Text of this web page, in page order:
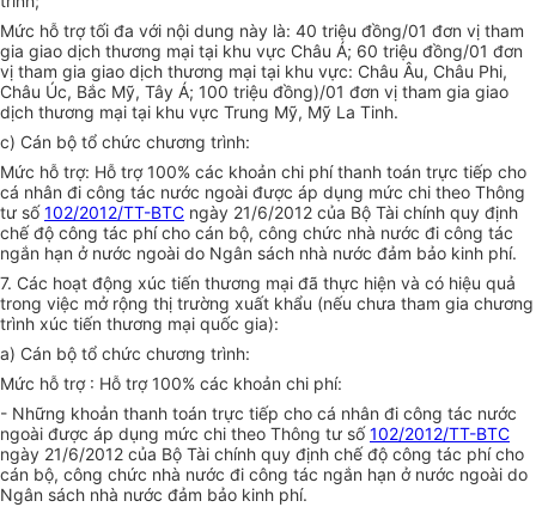
Mức hỗ trợ tối đa với nội dung này là: 40 triệu đồng/01 đơn vị tham
gia giao dịch thương mại tại khu vực Châu Á; 60 triệu đồng/01 đơn
vị tham gia giao dịch thương mại tại khu vực: Châu Âu, Châu Phi,
Châu Úc, Bắc Mỹ, Tây Á; 100 triệu đồng)/01 đơn vị tham gia giao
dịch thương mại tại khu vực Trung Mỹ, Mỹ La Tinh.
c) Cán bộ tổ chức chương trình:
Mức hỗ trợ: Hỗ trợ 100% các khoản chi phí thanh toán trực tiếp cho
cá nhân đi công tác nước ngoài được áp dụng mức chi theo Thông
tư số102/2012/TT-BTC ngày 21/6/2012 của Bộ Tài chính quy định
chế độ công tác phí cho cán bộ, công chức nhà nước đi công tác
ngắn hạn ở nước ngoài do Ngân sách nhà nước đảm bảo kinh phí.
7. Các hoạt động xúc tiến thương mại đã thực hiện và có hiệu quả
trong việc mở rộng thị trường xuất khẩu (nếu chưa tham gia chương
trình xúc tiến thương mại quốc gia):
a) Cán bộ tổ chức chương trình:
Mức hỗ trợ : Hỗ trợ 100% các khoản chi phí:
- Những khoản thanh toán trực tiếp cho cá nhân đi công tác nước
ngoài được áp dụng mức chi theo Thông tư số102/2012/TT-BTC
ngày 21/6/2012 của Bộ Tài chính quy định chế độ công tác phí cho
cán bộ, công chức nhà nước đi công tác ngắn hạn ở nước ngoài do
Ngân sách nhà nước đảm bảo kinh phí.